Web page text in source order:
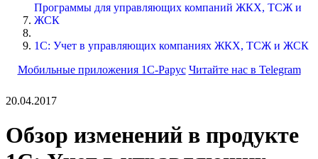
Программы для управляющих компаний ЖКХ, ТСЖ и
ЖСК
1С: Учет в управляющих компаниях ЖКХ, ТСЖ и ЖСК
Мобильные приложения 1С-Рарус Читайте нас в Telegram
20.04.2017
Обзор изменений в продукте